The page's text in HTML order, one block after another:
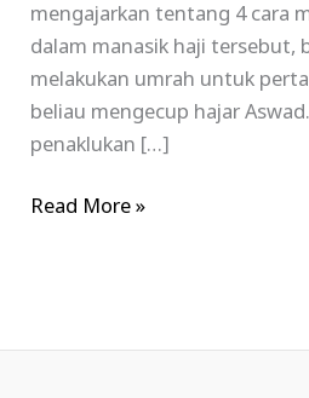
mengajarkan tentang 4 cara
dalam manasik haji tersebut,
melakukan umrah untuk
beliau mengecup hajar
penaklukan […]
Read More »